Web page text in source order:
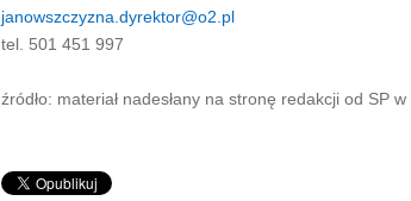
janowszczyzna.dyrektor@o2.pl
tel. 501 451 997
źródło: materiał nadesłany na stronę redakcji od SP